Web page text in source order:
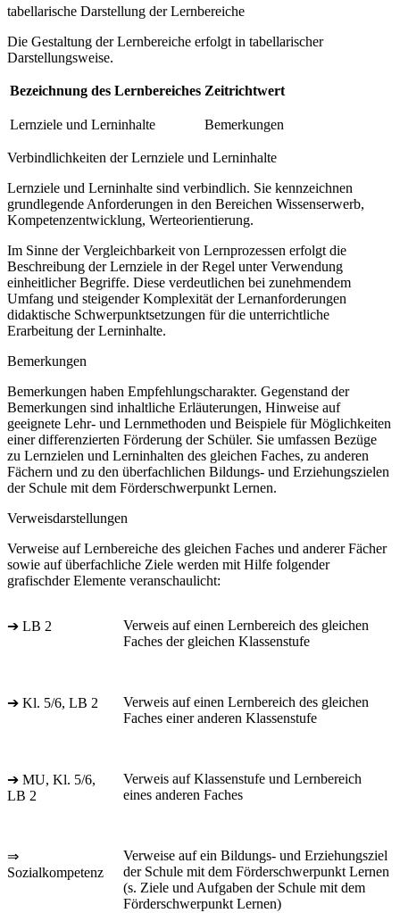
tabellarische Darstellung der Lernbereiche
Die Gestaltung der Lernbereiche erfolgt in tabellarischer
Darstellungsweise.
Bezeichnung des Lernbereiches Zeitrichtwert
Lernziele und Lerninhalte Bemerkungen
Verbindlichkeiten der Lernziele und Lerninhalte
Lernziele und Lerninhalte sind verbindlich. Sie kennzeichnen
grundlegende Anforderungen in den Bereichen Wissenserwerb,
Kompetenzentwicklung, Werteorientierung.
Im Sinne der Vergleichbarkeit von Lernprozessen erfolgt die
Beschreibung der Lernziele in der Regel unter Verwendung
einheitlicher Begriffe. Diese verdeutlichen bei zunehmendem
Umfang und steigender Komplexität der Lernanforderungen
didaktische Schwerpunktsetzungen für die unterrichtliche
Erarbeitung der Lerninhalte.
Bemerkungen
Bemerkungen haben Empfehlungscharakter. Gegenstand der
Bemerkungen sind inhaltliche Erläuterungen, Hinweise auf
geeignete Lehr- und Lernmethoden und Beispiele für Möglichkeiten
einer differenzierten Förderung der Schüler. Sie umfassen Bezüge
zu Lernzielen und Lerninhalten des gleichen Faches, zu anderen
Fächern und zu den überfachlichen Bildungs- und Erziehungszielen
der Schule mit dem Förderschwerpunkt Lernen.
Verweisdarstellungen
Verweise auf Lernbereiche des gleichen Faches und anderer Fächer
sowie auf überfachliche Ziele werden mit Hilfe folgender
grafischder Elemente veranschaulicht:
➔ LB 2
Verweis auf einen Lernbereich des gleichen
Faches der gleichen Klassenstufe
➔ Kl. 5/6, LB 2
Verweis auf einen Lernbereich des gleichen
Faches einer anderen Klassenstufe
➔ MU, Kl. 5/6,
LB 2
Verweis auf Klassenstufe und Lernbereich
eines anderen Faches
⇒
Sozialkompetenz
Verweise auf ein Bildungs- und Erziehungsziel
der Schule mit dem Förderschwerpunkt Lernen
(s. Ziele und Aufgaben der Schule mit dem
Förderschwerpunkt Lernen)